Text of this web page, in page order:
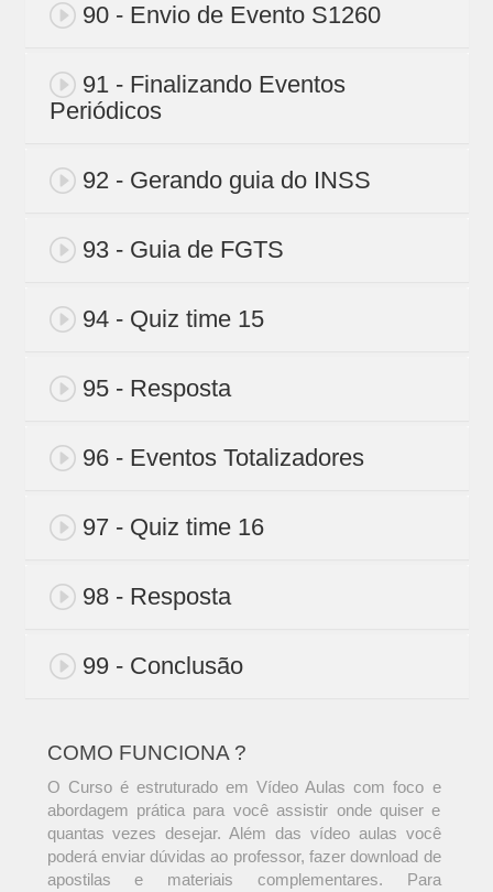
90 - Envio de Evento S1260
91 - Finalizando Eventos
Periódicos
92 - Gerando guia do INSS
93 - Guia de FGTS
94 - Quiz time 15
95 - Resposta
96 - Eventos Totalizadores
97 - Quiz time 16
98 - Resposta
99 - Conclusão
COMO FUNCIONA ?
O Curso é estruturado em Vídeo Aulas com foco e
abordagem prática para você assistir onde quiser e
quantas vezes desejar. Além das vídeo aulas você
poderá enviar dúvidas ao professor, fazer download de
apostilas e materiais complementares. Para